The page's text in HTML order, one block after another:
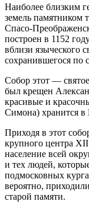
Наиболее близким
земель памятником
Спасо-
построен в 1152
вблизи языческого
сохранившегося по
Собор этот —
был крещен
красивые и
Симона) хранится в
Приходя в этот
крупного центра
население всей
и тех людей,
подмосковных
вероятно,
старой памяти.